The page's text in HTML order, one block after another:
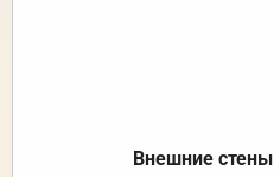
Внешние стены